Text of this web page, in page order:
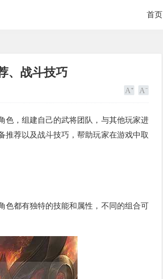
首页
、战斗技巧
色，组建自己的武将团队，与其他玩家进
推荐以及战斗技巧，帮助玩家在游戏中取
色都有独特的技能和属性，不同的组合可